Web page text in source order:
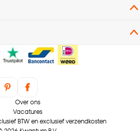
Over ons
Vacatures
BTW en exclusief verzendkosten